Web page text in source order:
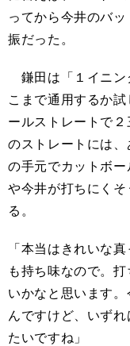
ってから今井のバ
振だった。
鎌田は「１イニン
こまで通用するか
ールストレートで
のストレートには
の手元でカットボ
や今井が打ちにく
る。
「本当はきれいな
も持ち味なので。
いかなと思います
んですけど、いず
たいですね」